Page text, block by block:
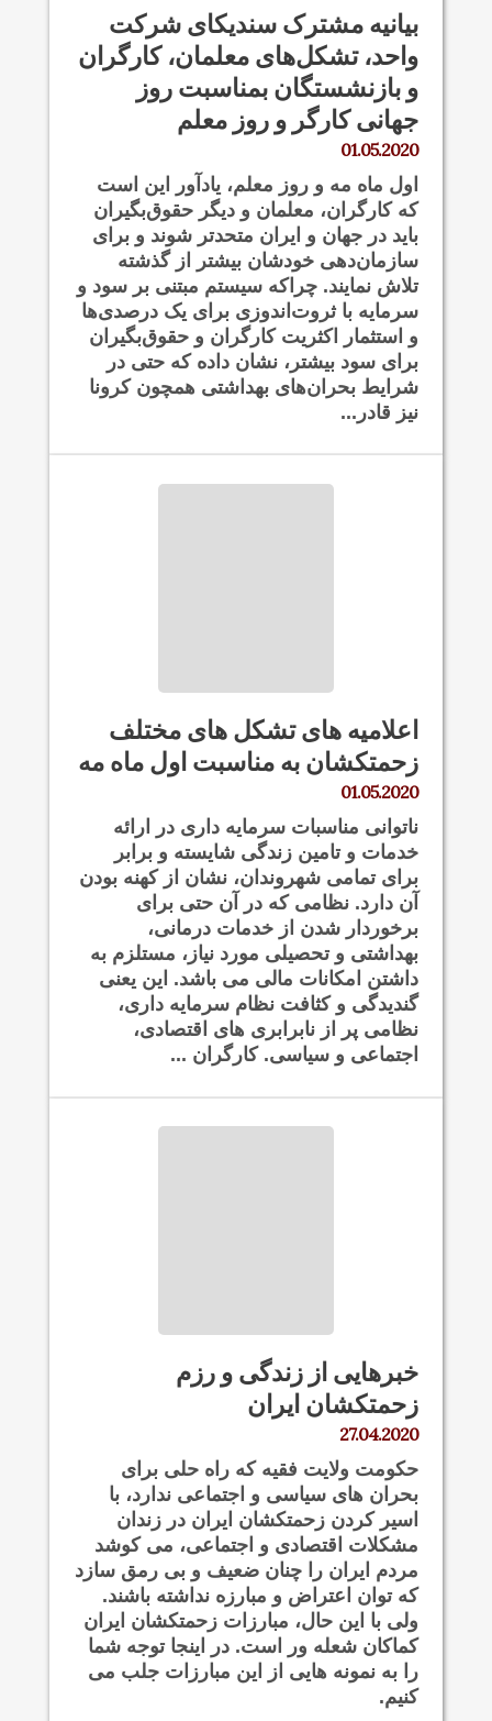
بیانیه مشترک سندیکای شرکت
واحد، تشکل‌های معلمان، کارگران
و بازنشستگان بمناسبت روز
جهانی کارگر و روز معلم
01.05.2020
اول ماه مه و روز معلم، یادآور این است
که کارگران، معلمان و دیگر حقوق‌بگیران
باید در جهان و ایران متحدتر شوند و برای
سازمان‌دهی خودشان بیشتر از گذشته
تلاش نمایند. چراکه سیستم مبتنی بر سود و
سرمایه با ثروت‌اندوزی برای یک درصدی‌ها
و استثمار اکثریت کارگران و حقوق‌بگیران
برای سود بیشتر، نشان داده که حتی در
شرایط بحران‌های بهداشتی همچون کرونا
نیز قادر...
اعلامیه های تشکل های مختلف
زحمتکشان به مناسبت اول ماه مه
01.05.2020
ناتوانی مناسبات سرمایه داری در ارائه
خدمات و‌ تامین زندگی شایسته و برابر
برای تمامی شهروندان، نشان از کهنه بودن
آن دارد. نظامی که در آن حتی برای
برخوردار شدن از خدمات درمانی،
بهداشتی و تحصیلی مورد نیاز، مستلزم به
داشتن امکانات مالی می باشد. این یعنی
گندیدگی و کثافت نظام سرمایه داری،
نظامی پر از نابرابری های اقتصادی،
اجتماعی و سیاسی. کارگران ...
خبرهایی از زندگی و رزم
زحمتکشان ایران
27.04.2020
حکومت ولایت فقیه که راه حلی برای
بحران های سیاسی و اجتماعی ندارد، با
اسیر کردن زحمتکشان ایران در زندان
مشکلات اقتصادی و اجتماعی، می کوشد
مردم ایران را چنان ضعیف و بی رمق سازد
که توان اعتراض و مبارزه نداشته باشند.
ولی با این حال، مبارزات زحمتکشان ایران
کماکان شعله ور است. در اینجا توجه شما
را به نمونه هایی از این مبارزات جلب می
کنیم.